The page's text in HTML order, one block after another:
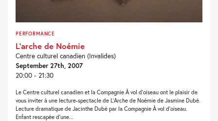
PERFORMANCE
L’arche de Noémie
Centre culturel canadien (Invalides)
September 27th, 2007
20:00 - 21:30
Le Centre culturel canadien et la Compagnie À vol d’oiseau ont le plaisir de
vous inviter à une lecture-spectacle de L’Arche de Noémie de Jasmine Dubé.
Lecture dramatique de Jacinthe Dubé par la Compagnie À vol d’oiseau.
Enfant rescapée d’une...